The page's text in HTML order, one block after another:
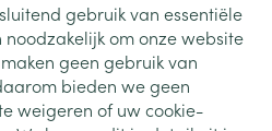
gebruik van essentiële
noodzakelijk om onze website
geen gebruik van
bieden we geen
weigeren of uw cookie-